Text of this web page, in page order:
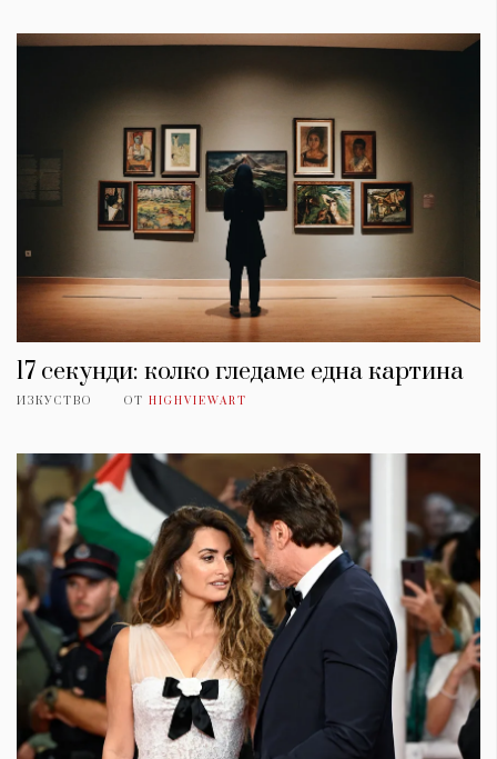
17 секунди: колко гледаме една картина
ИЗКУСТВО ОТ HIGHVIEWART